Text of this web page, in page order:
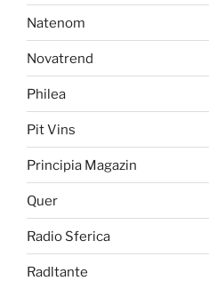
Natenom
Novatrend
Philea
Pit Vins
Principia Magazin
Quer
Radio Sferica
Radltante